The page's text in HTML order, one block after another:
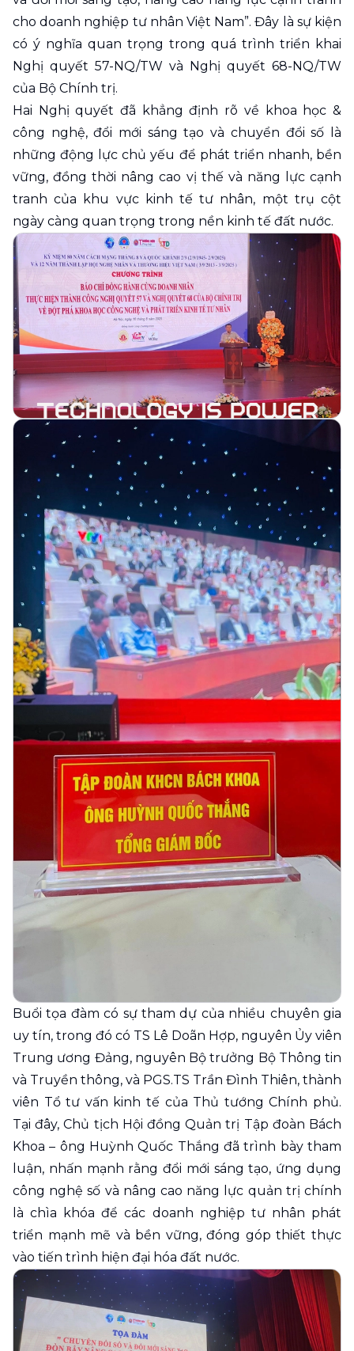
cho doanh nghiệp tư nhân Việt Nam”. Đây là sự kiện
có ý nghĩa quan trọng trong quá trình triển khai
Nghị quyết 57-NQ/TW và Nghị quyết 68-NQ/TW
của Bộ Chính trị.
Hai Nghị quyết đã khẳng định rõ về khoa học &
công nghệ, đổi mới sáng tạo và chuyển đổi số là
những động lực chủ yếu để phát triển nhanh, bền
vững, đồng thời nâng cao vị thế và năng lực cạnh
tranh của khu vực kinh tế tư nhân, một trụ cột
ngày càng quan trọng trong nền kinh tế đất nước.
Buổi tọa đàm có sự tham dự của nhiều chuyên gia
uy tín, trong đó có TS Lê Doãn Hợp, nguyên Ủy viên
Trung ương Đảng, nguyên Bộ trưởng Bộ Thông tin
và Truyền thông, và PGS.TS Trần Đình Thiên, thành
viên Tổ tư vấn kinh tế của Thủ tướng Chính phủ.
Tại đây, Chủ tịch Hội đồng Quản trị Tập đoàn Bách
Khoa – ông Huỳnh Quốc Thắng đã trình bày tham
luận, nhấn mạnh rằng đổi mới sáng tạo, ứng dụng
công nghệ số và nâng cao năng lực quản trị chính
là chìa khóa để các doanh nghiệp tư nhân phát
triển mạnh mẽ và bền vững, đóng góp thiết thực
vào tiến trình hiện đại hóa đất nước.